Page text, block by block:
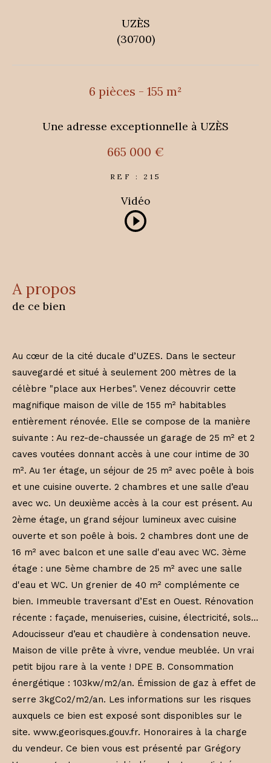
UZÈS
(30700)
6 pièces - 155 m²
Une adresse exceptionnelle à UZÈS
665 000 €
REF : 215
Vidéo
a propos
de ce bien
Au cœur de la cité ducale d’UZES. Dans le secteur
sauvegardé et situé à seulement 200 mètres de la
célèbre "place aux Herbes". Venez découvrir cette
magnifique maison de ville de 155 m² habitables
entièrement rénovée. Elle se compose de la manière
suivante : Au rez-de-chaussée un garage de 25 m² et 2
caves voutées donnant accès à une cour intime de 30
m². Au 1er étage, un séjour de 25 m² avec poêle à bois
et une cuisine ouverte. 2 chambres et une salle d’eau
avec wc. Un deuxième accès à la cour est présent. Au
2ème étage, un grand séjour lumineux avec cuisine
ouverte et son poêle à bois. 2 chambres dont une de
16 m² avec balcon et une salle d'eau avec WC. 3ème
étage : une 5ème chambre de 25 m² avec une salle
d'eau et WC. Un grenier de 40 m² complémente ce
bien. Immeuble traversant d’Est en Ouest. Rénovation
récente : façade, menuiseries, cuisine, électricité, sols…
Adoucisseur d’eau et chaudière à condensation neuve.
Maison de ville prête à vivre, vendue meublée. Un vrai
petit bijou rare à la vente ! DPE B. Consommation
énergétique : 103kw/m2/an. Émission de gaz à effet de
serre 3kgCo2/m2/an. Les informations sur les risques
auxquels ce bien est exposé sont disponibles sur le
site. www.georisques.gouv.fr. Honoraires à la charge
du vendeur. Ce bien vous est présenté par Grégory